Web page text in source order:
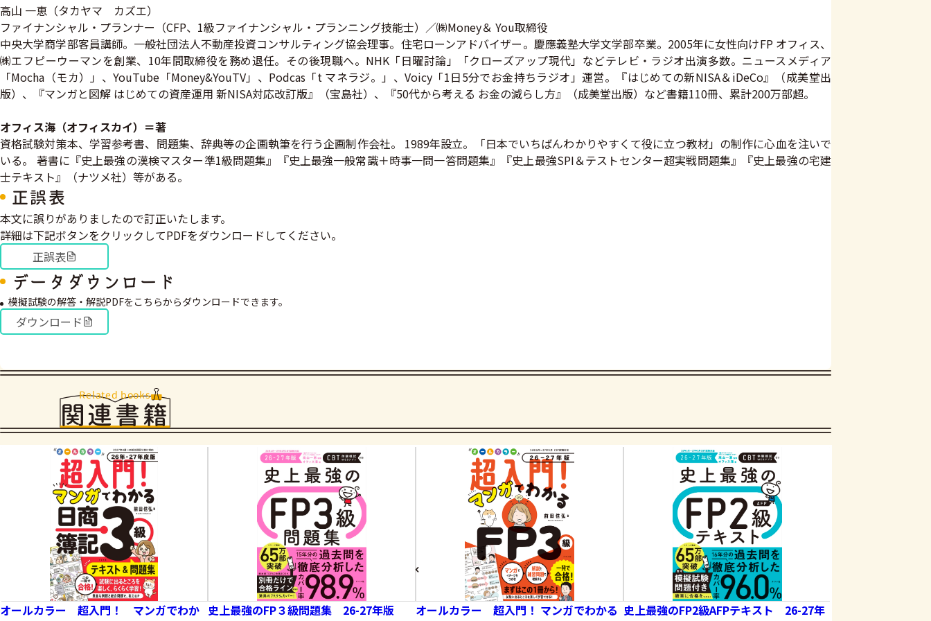
高山 一恵（タカヤマ カズエ）
ファイナンシャル・プランナー（CFP、1級ファイナンシャル・プランニング技能士）／㈱Money＆ You取締役
中央大学商学部客員講師。一般社団法人不動産投資コンサルティング協会理事。住宅ローンアドバイザー。慶應義塾大学文学部卒業。2005年に女性向けFP オフィス、
㈱エフピーウーマンを創業、10年間取締役を務め退任。その後現職へ。NHK「日曜討論」「クローズアップ現代」などテレビ・ラジオ出演多数。ニュースメディア
「Mocha（モカ）」、YouTube「Money&YouTV」、Podcas「t マネラジ。」、Voicy「1日5分でお金持ちラジオ」運営。『はじめての新NISA＆iDeCo』（成美堂出
版）、『マンガと図解 はじめての資産運用 新NISA対応改訂版』（宝島社）、『50代から考える お金の減らし方』（成美堂出版）など書籍110冊、累計200万部超。
オフィス海（オフィスカイ）＝著
資格試験対策本、学習参考書、問題集、辞典等の企画執筆を行う企画制作会社。 1989年設立。「日本でいちばんわかりやすくて役に立つ教材」の制作に心血を注いで
いる。 著書に『史上最強の漢検マスター準1級問題集』『史上最強一般常識＋時事一問一答問題集』『史上最強SPI＆テストセンター超実戦問題集』『史上最強の宅建
士テキスト』（ナツメ社）等がある。
正誤表
本文に誤りがありましたので訂正いたします。
詳細は下記ボタンをクリックしてPDFをダウンロードしてください。
正誤表
データダウンロード
模擬試験の解答・解説PDFをこちらからダウンロードできます。
ダウンロード
Related books
関連書籍
オールカラー 超入門！ マンガでわか 史上最強のFP３級問題集 26-27年版
オールカラー 超入門！ マンガでわかる 史上最強のFP2級AFPテキスト 26-27年